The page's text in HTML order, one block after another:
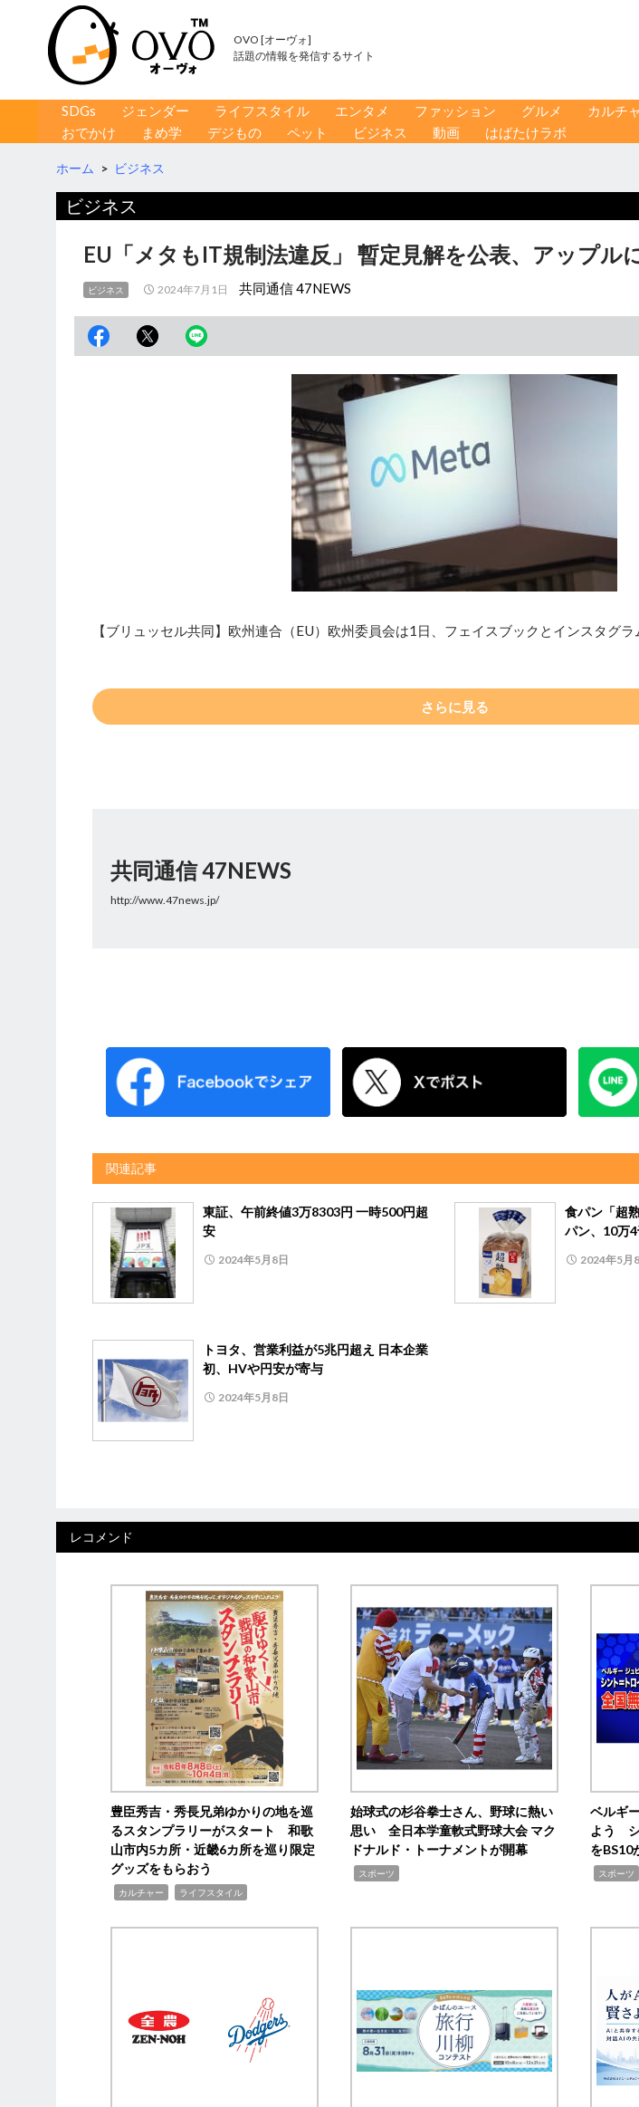
OVO [オーヴォ]
話題の情報を発信するサイト
コンテンツへ移動
SDGs ジェンダー ライフスタイル エンタメ ファッション グルメ カルチ
おでかけ
まめ学 デジもの ペット ビジネス 動画 はばたけラボ
ホーム > ビジネス
ビジネス
EU「メタもIT規制法違反」 暫定見解を公表、アップル
ビジネス 2024年7月1日 共同通信 47NEWS
【ブリュッセル共同】欧州連合（EU）欧州委員会は1日、フェイスブックとインスタグ
さらに見る
共同通信 47NEWS
http://www.47news.jp/
関連記事
東証、午前終値3万8303円 一時500円超
安
2024年5月8日
食パン「超
パン、10万
2024年5月
トヨタ、営業利益が5兆円超え 日本企業
初、HVや円安が寄与
2024年5月8日
レコメンド
豊臣秀吉・秀長兄弟ゆかりの地を巡
るスタンプラリーがスタート 和歌
山市内5カ所・近畿6カ所を巡り限定
グッズをもらおう
カルチャー ライフスタイル
始球式の杉谷拳士さん、野球に熱い
思い 全日本学童軟式野球大会 マク
ドナルド・トーナメントが開幕
スポーツ
ベルギ
よう シ
をBS10
スポーツ